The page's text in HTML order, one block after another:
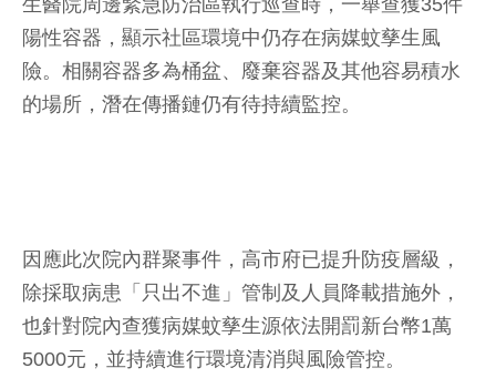
生醫院周邊緊急防治區執行巡查時，一舉查獲35件
陽性容器，顯示社區環境中仍存在病媒蚊孳生風
險。相關容器多為桶盆、廢棄容器及其他容易積水
的場所，潛在傳播鏈仍有待持續監控。
因應此次院內群聚事件，高市府已提升防疫層級，
除採取病患「只出不進」管制及人員降載措施外，
也針對院內查獲病媒蚊孳生源依法開罰新台幣1萬
5000元，並持續進行環境清消與風險管控。